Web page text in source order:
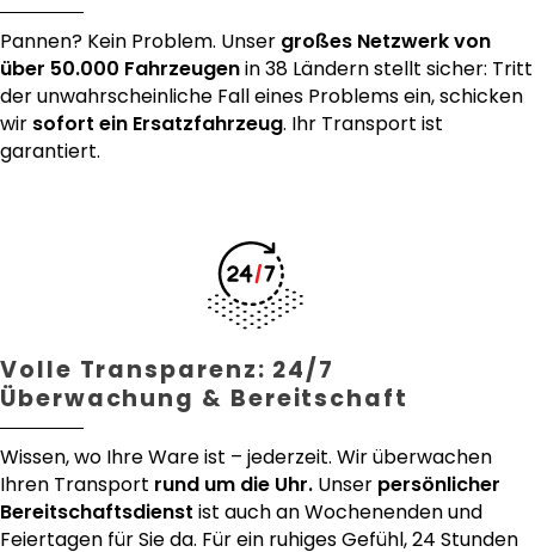
Pannen? Kein Problem. Unser großes Netzwerk von
über 50.000 Fahrzeugenin 38 Ländern stellt sicher: Tritt
der unwahrscheinliche Fall eines Problems ein, schicken
wir sofort ein Ersatzfahrzeug. Ihr Transport ist
garantiert.
Volle Transparenz: 24/7
Überwachung & Bereitschaft
Wissen, wo Ihre Ware ist – jederzeit. Wir überwachen
Ihren Transport rund um die Uhr. Unser persönlicher
Bereitschaftsdienst ist auch an Wochenenden und
Feiertagen für Sie da. Für ein ruhiges Gefühl, 24 Stunden